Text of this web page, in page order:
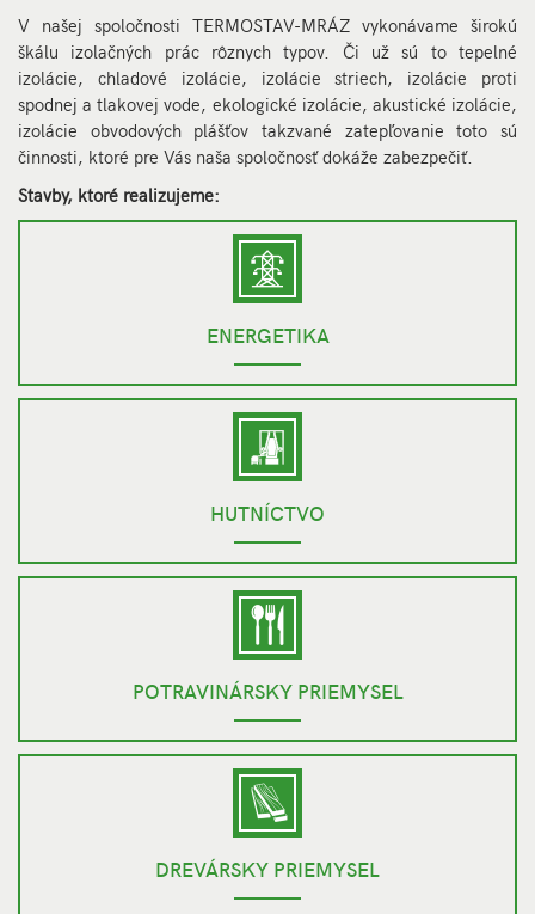
V našej spoločnosti TERMOSTAV-MRÁZ vykonávame širokú
škálu izolačných prác rôznych typov. Či už sú to tepelné
izolácie, chladové izolácie, izolácie striech, izolácie proti
spodnej a tlakovej vode, ekologické izolácie, akustické izolácie,
izolácie obvodových plášťov takzvané zatepľovanie toto sú
činnosti, ktoré pre Vás naša spoločnosť dokáže zabezpečiť.
Stavby, ktoré realizujeme:
ENERGETIKA
HUTNÍCTVO
POTRAVINÁRSKY PRIEMYSEL
DREVÁRSKY PRIEMYSEL